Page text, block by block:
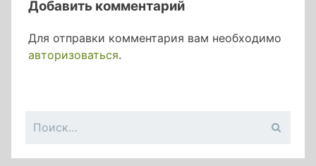
Добавить комментарий
Для отправки комментария вам необходимо
авторизоваться.